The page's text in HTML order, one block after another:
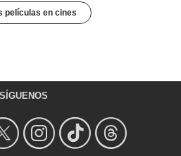
películas en cines
SÍGUENOS